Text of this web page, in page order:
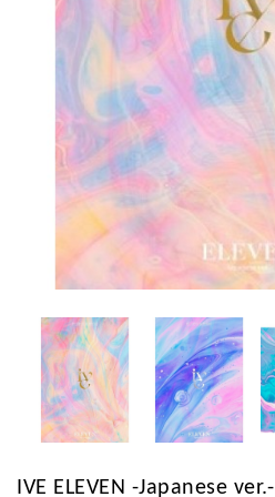
IVE ELEVEN -Japanese ver.-